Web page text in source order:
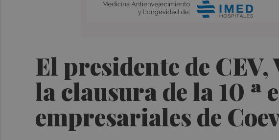
El presidente de
la clausura de la 10 ª
empresariales de